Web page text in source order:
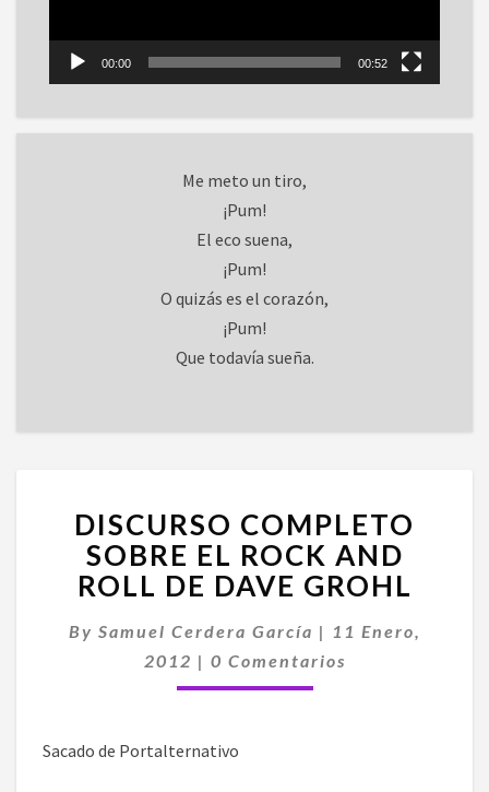
00:00 00:52
Me meto un tiro,
¡Pum!
El eco suena,
¡Pum!
O quizás es el corazón,
¡Pum!
Que todavía sueña.
COMPLETO
SOBRE
EL
ROCK
ROLL
DE
DAVE
DISCURSO COMPLETO
SOBRE EL ROCK AND
ROLL DE DAVE GROHL
By Samuel Cerdera García | 11 Enero,
2012 | Comentarios
0 Comentarios
Sacado de Portalternativo